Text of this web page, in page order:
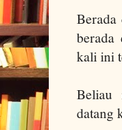
berada
kali ini
Beliau
datang